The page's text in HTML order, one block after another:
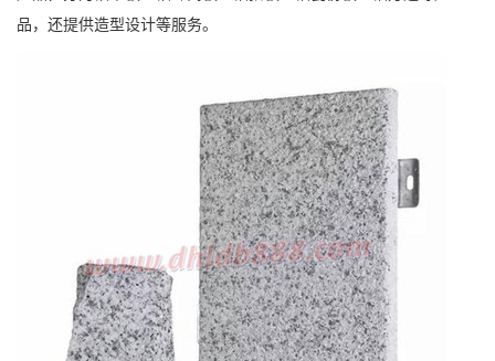
品，还提供造型设计等服务。